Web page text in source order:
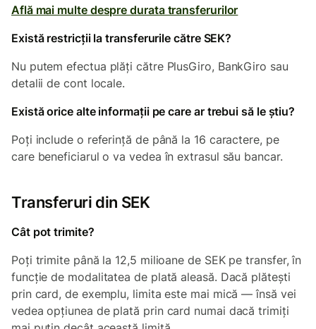
Află mai multe despre durata transferurilor
Există restricții la transferurile către SEK?
Nu putem efectua plăți către PlusGiro, BankGiro sau
detalii de cont locale.
Există orice alte informații pe care ar trebui să le știu?
Poți include o referință de până la 16 caractere, pe
care beneficiarul o va vedea în extrasul său bancar.
Transferuri din SEK
Cât pot trimite?
Poți trimite până la 12,5 milioane de SEK pe transfer, în
funcție de modalitatea de plată aleasă. Dacă plătești
prin card, de exemplu, limita este mai mică — însă vei
vedea opțiunea de plată prin card numai dacă trimiți